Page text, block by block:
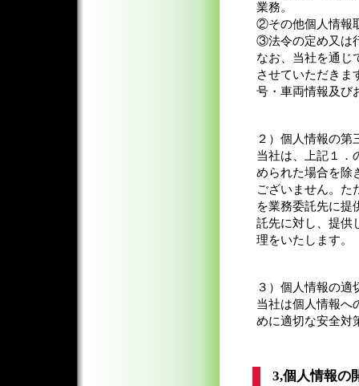
業務。
②その他個人情報
③法令の定め又は
なお、当社を通じ
させていただきま
号・車両情報及び
２）個人情報の第
当社は、上記１．
められた場合を除
ございません。た
を業務委託先に提
託先に対し、提供
理をいたします。
３）個人情報の適
当社は個人情報へ
めに適切な安全対
3,個人情報の